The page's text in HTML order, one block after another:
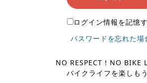
ログイン情報を記憶
パスワードを忘れた場
NO RESPECT！NO BIKE
バイクライフを楽しもう